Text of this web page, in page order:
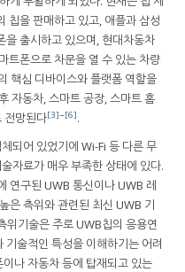
을 판매하고 있고, 애플과 삼성
출시하고 있으며, 현대차동차
트폰으로 차문을 열 수 있는 차량
핵심 디바이스와 플랫폼 역할을
자동차, 스마트 공장, 스마트 홈
전망된다[3]~[6].
되어 있었기에 Wi-Fi 등 다른 무
자료가 매우 부족한 상태에 있다.
연구된 UWB 통신이나 UWB 레
은 측위와 관련된 최신 UWB 기
위기술은 주로 UWB칩의 응용연
술적인 특성을 이해하기는 어려
나 자동차 등에 탑재되고 있는